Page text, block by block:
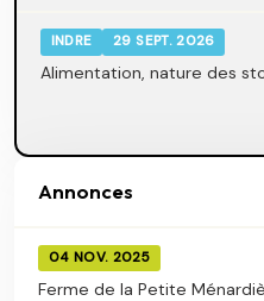
INDRE 29 SEPT. 2026
Alimentation, nature des
Annonces
04 NOV. 2025
Ferme de la Petite